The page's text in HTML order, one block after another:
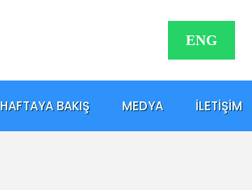
ENG
HAFTAYA BAKIŞ MEDYA İLETIŞIM